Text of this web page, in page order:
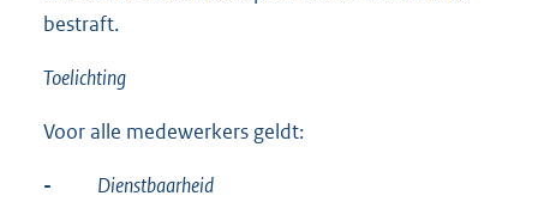
bestraft.
Toelichting
Voor alle medewerkers geldt:
- Dienstbaarheid